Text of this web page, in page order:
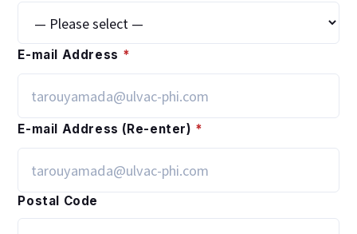
E-mail Address *
E-mail Address (Re-enter) *
Postal Code